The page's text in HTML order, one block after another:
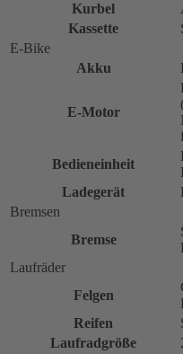
Kurbel
Kassette
E-Bike
Akku
E-Motor
Bedieneinheit
Ladegerät
Bremsen
Bremse
Laufräder
Felgen
Reifen
Laufradgröße